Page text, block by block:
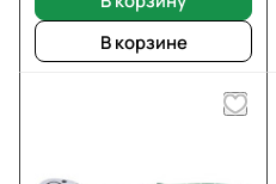
В корзине